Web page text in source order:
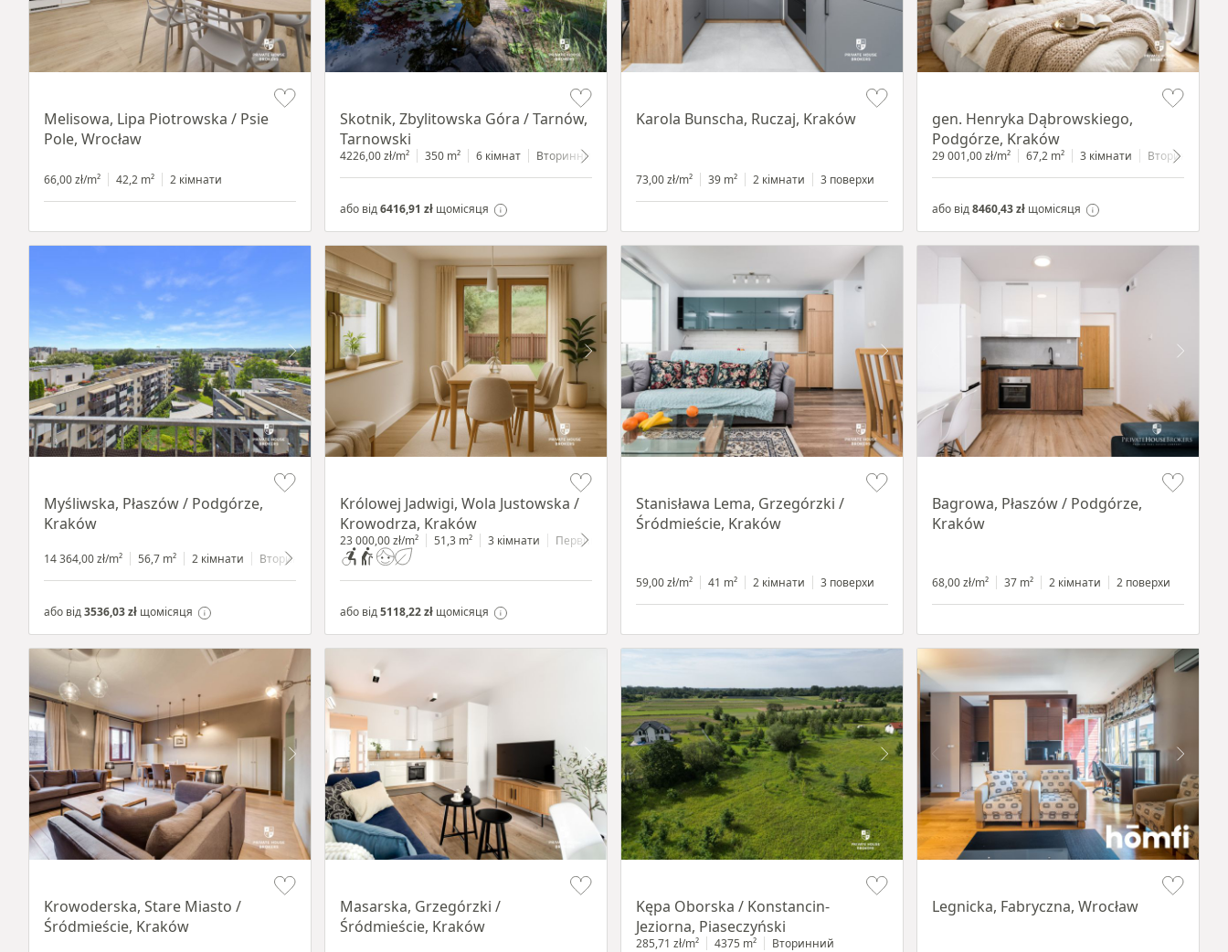
Melisowa, Lipa Piotrowska / Psie
Pole, Wrocław
66,00 zł/m² 42,2 m² 2 кімнати
Skotnik, Zbylitowska Góra / Tarnów,
Tarnowski
4226,00 zł/m² 350 m² 6 кімнат Вторинний
або від6416,91 zł щомісяця
Karola Bunscha, Ruczaj, Kraków
73,00 zł/m² 39 m² 2 кімнати 3 поверхи
gen. Henryka Dąbrowskiego,
Podgórze, Kraków
29 001,00 zł/m² 67,2 m² 3 кімнати Вторинний
або від8460,43 zł щомісяця
Myśliwska, Płaszów / Podgórze,
Kraków
14 364,00 zł/m² 56,7 m² 2 кімнати Вторинний 7 поверхів
або від3536,03 zł щомісяця
Królowej Jadwigi, Wola Justowska /
Krowodrza, Kraków
23 000,00 zł/m² 51,3 m² 3 кімнати Первинний
або від5118,22 zł щомісяця
Stanisława Lema, Grzegórzki /
Śródmieście, Kraków
59,00 zł/m² 41 m² 2 кімнати 3 поверхи
Bagrowa, Płaszów / Podgórze,
Kraków
68,00 zł/m² 37 m² 2 кімнати 2 поверхи
Krowoderska, Stare Miasto /
Śródmieście, Kraków
Masarska, Grzegórzki /
Śródmieście, Kraków
Kępa Oborska / Konstancin-
Jeziorna, Piaseczyński
285,71 zł/m² 4375 m² Вторинний
Legnicka, Fabryczna, Wrocław